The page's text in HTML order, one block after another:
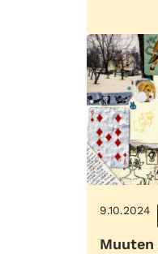
9.10.2024
Muuten